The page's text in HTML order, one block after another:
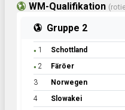
WM-Qualifikation
Gruppe 2
● 1 Schottland
● 2 Färöer
3 Norwegen
4 Slowakei